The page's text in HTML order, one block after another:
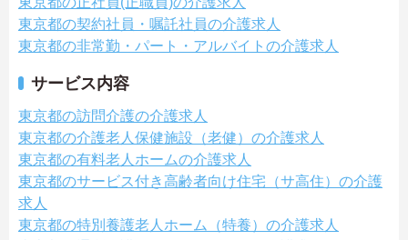
東京都の契約社員・嘱託社員の介護求人
東京都の非常勤・パート・アルバイトの介護求人
サービス内容
東京都の訪問介護の介護求人
東京都の介護老人保健施設（老健）の介護求人
東京都の有料老人ホームの介護求人
東京都のサービス付き高齢者向け住宅（サ高住）の介護
求人
東京都の特別養護老人ホーム（特養）の介護求人